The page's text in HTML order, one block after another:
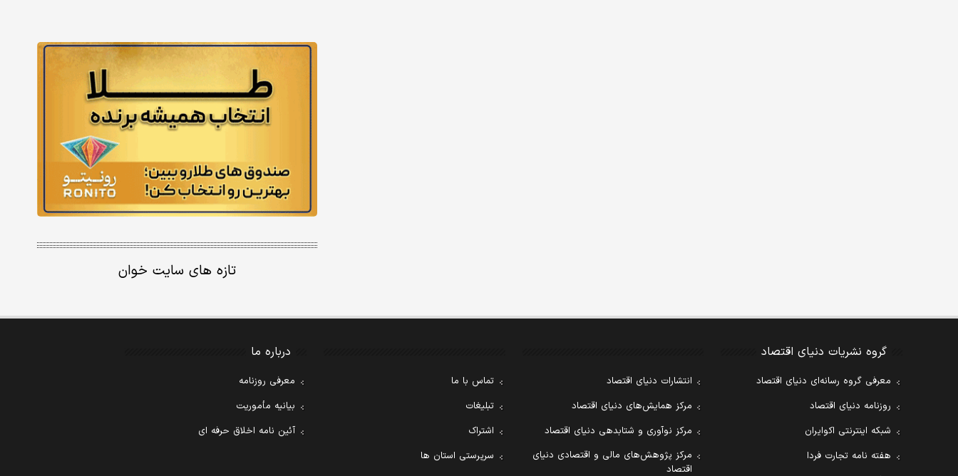
تازه های سایت خوان
گروه نشریات دنیای اقتصاد
معرفی گروه رسانه‌ای دنیای اقتصاد
روزنامه دنیای اقتصاد
شبکه اینترنتی اکوایران
هفته نامه تجارت فردا
انتشارات دنیای اقتصاد
مرکز همایش‌های دنیای اقتصاد
مرکز نوآوری و شتابدهی دنیای اقتصاد
مرکز پژوهش‌های مالی و اقتصادی دنیای
اقتصاد
تماس با ما
تبلیغات
اشتراک
سرپرستی استان ها
درباره ما
معرفی روزنامه
بیانیه مأموریت
آئین نامه اخلاق حرفه ای